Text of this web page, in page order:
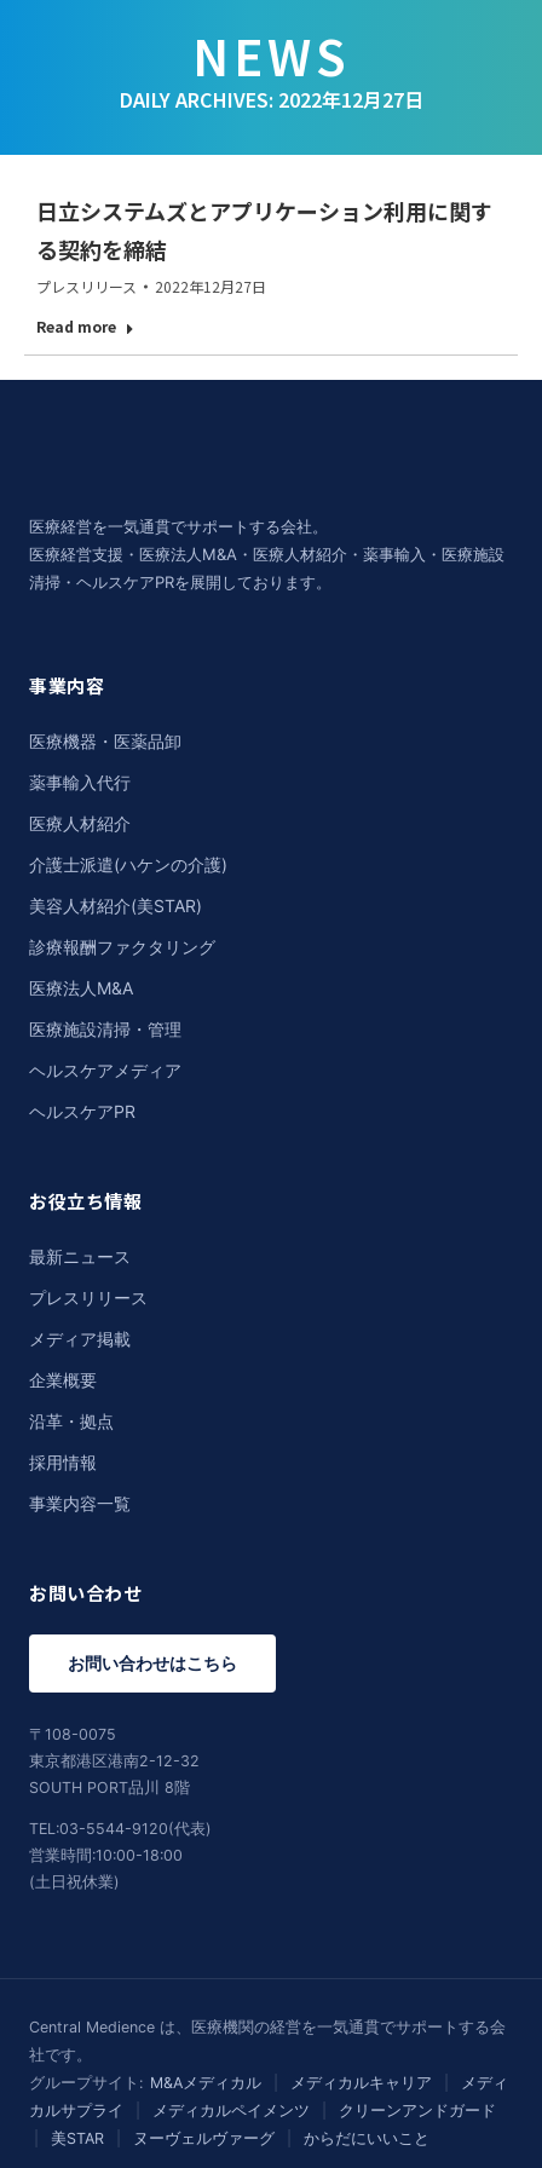
DAILY ARCHIVES: 2022年12月27日
日立システムズとアプリケーション利用に関す
る契約を締結
プレスリリース
2022年12月27日
Read more
医療経営を一気通貫でサポートする会社。
医療経営支援・医療法人M&A・医療人材紹介・薬事輸入・医療施設
清掃・ヘルスケアPRを展開しております。
事業内容
医療機器・医薬品卸
薬事輸入代行
医療人材紹介
介護士派遣(ハケンの介護)
美容人材紹介(美STAR)
診療報酬ファクタリング
医療法人M&A
医療施設清掃・管理
ヘルスケアメディア
ヘルスケアPR
お役立ち情報
最新ニュース
プレスリリース
メディア掲載
企業概要
沿革・拠点
採用情報
事業内容一覧
お問い合わせ
お問い合わせはこちら
〒108-0075
東京都港区港南2-12-32
SOUTH PORT品川 8階
TEL:03-5544-9120(代表)
営業時間:10:00-18:00
(土日祝休業)
Central Medience は、医療機関の経営を一気通貫でサポートする会
社です。
グループサイト: M&Aメディカル メディカルキャリア
メディ
カルサプライ
メディカルペイメンツ
クリーンアンドガード
美STAR ヌーヴェルヴァーグ からだにいいこと